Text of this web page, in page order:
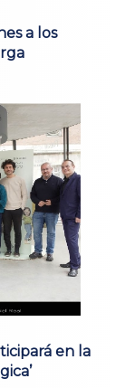
a los
en la